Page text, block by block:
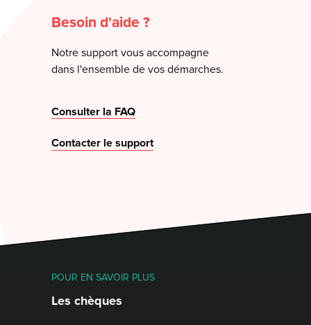
Besoin d'aide ?
Notre support vous accompagne
dans l'ensemble de vos démarches.
Consulter la FAQ
Contacter le support
POUR EN SAVOIR PLUS
Les chèques